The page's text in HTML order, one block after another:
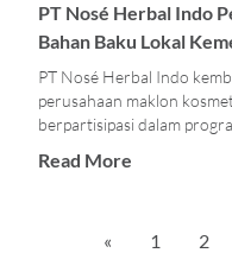
PT Nosé Herbal Indo
Bahan Baku Lokal
PT Nosé Herbal Indo
perusahaan maklon
berpartisipasi dalam
Read More
« 1 2